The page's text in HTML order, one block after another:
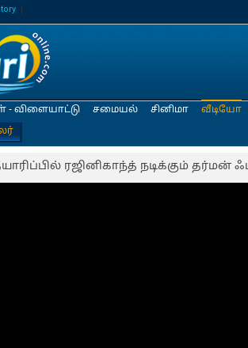
- விளையாட்டு சமையல் சினிமா
வீடியோ
ரஜினிகாந்த் நடிக்கும் தர்மன்